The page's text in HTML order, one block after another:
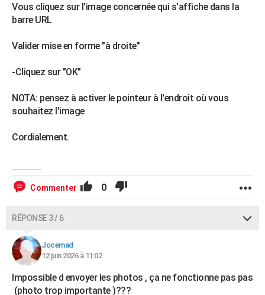
Vous cliquez sur l'image concernée qui s'affiche dans la
barre URL
Valider mise en forme "à droite"
-Cliquez sur "OK"
NOTA: pensez à activer le pointeur à l'endroit où vous
souhaitez l'image
Cordialement.
Commenter 0
RÉPONSE 3 / 6
Jocemad
12 juin 2026 à 11:02
Impossible d envoyer les photos , ça ne fonctionne pas pas
(photo trop importante )???